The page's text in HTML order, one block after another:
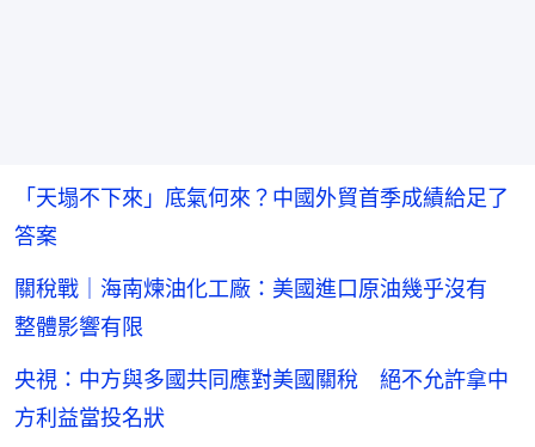
「天塌不下來」底氣何來？中國外貿首季成績給足了
答案
關稅戰｜海南煉油化工廠：美國進口原油幾乎沒有
整體影響有限
央視：中方與多國共同應對美國關稅 絕不允許拿中
方利益當投名狀